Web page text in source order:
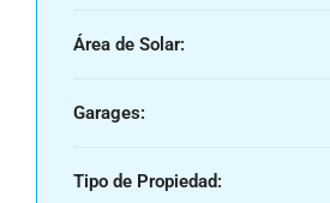
Área de Solar:
Garages:
Tipo de Propiedad: